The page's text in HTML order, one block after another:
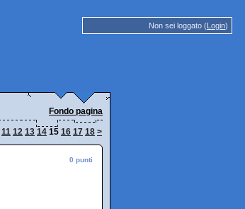
Non sei loggato (Login)
Fondo pagina
11 12 13 14 15 16 17 18 >
0 punti